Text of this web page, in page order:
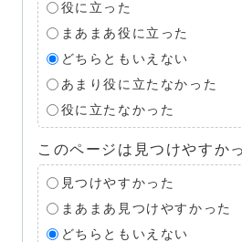
役に立った
まあまあ役に立った
どちらともいえない
あまり役に立たなかった
役に立たなかった
このページは見つけやすか
見つけやすかった
まあまあ見つけやすかった
どちらともいえない